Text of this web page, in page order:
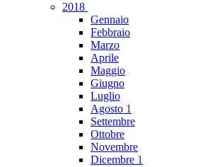
2018
Gennaio
Febbraio
Marzo
Aprile
Maggio
Giugno
Luglio
Agosto 1
Settembre
Ottobre
Novembre
Dicembre 1